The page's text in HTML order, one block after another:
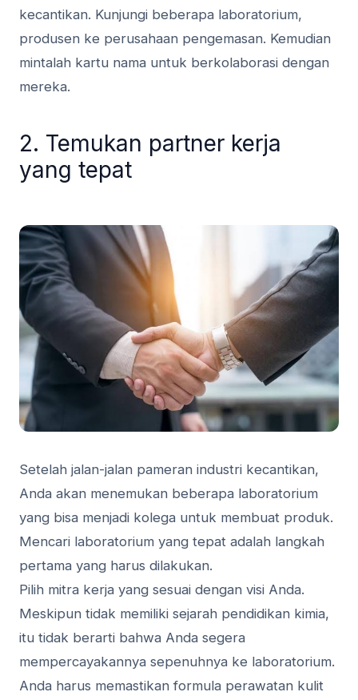
kecantikan. Kunjungi beberapa laboratorium,
produsen ke perusahaan pengemasan. Kemudian
mintalah kartu nama untuk berkolaborasi dengan
mereka.
2. Temukan partner kerja
yang tepat
Setelah jalan-jalan pameran industri kecantikan,
Anda akan menemukan beberapa laboratorium
yang bisa menjadi kolega untuk membuat produk.
Mencari laboratorium yang tepat adalah langkah
pertama yang harus dilakukan.
Pilih mitra kerja yang sesuai dengan visi Anda.
Meskipun tidak memiliki sejarah pendidikan kimia,
itu tidak berarti bahwa Anda segera
mempercayakannya sepenuhnya ke laboratorium.
Anda harus memastikan formula perawatan kulit